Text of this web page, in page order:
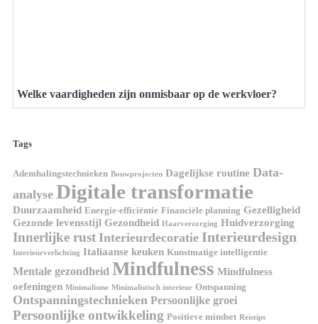
Welke vaardigheden zijn onmisbaar op de werkvloer?
Tags
Ademhalingstechnieken Bouwprojecten Dagelijkse routine Data-
analyse Digitale transformatie
Duurzaamheid Energie-efficiëntie Financiële planning Gezelligheid
Gezonde levensstijl Gezondheid Haarverzorging Huidverzorging
Innerlijke rust Interieurdecoratie Interieurdesign
Interieurverlichting Italiaanse keuken Kunstmatige intelligentie
Mentale gezondheid Mindfulness Mindfulness
oefeningen Minimalisme Minimalistisch interieur Ontspanning
Ontspanningstechnieken Persoonlijke groei
Persoonlijke ontwikkeling Positieve mindset Reistips